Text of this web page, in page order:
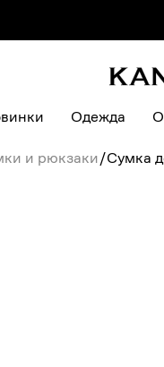
Одежда
и рюкзаки/Сумка